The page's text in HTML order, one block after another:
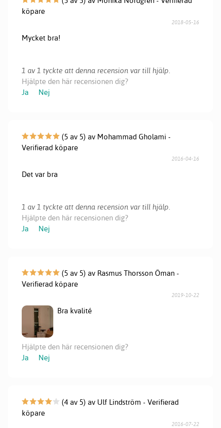
köpare
2018-05-16
Mycket bra!
1 av 1 tyckte att denna recension var till hjälp.
Hjälpte den här recensionen dig?
Ja
Nej
(5 av 5) av Mohammad Gholami -
Verifierad köpare
2016-04-16
Det var bra
1 av 1 tyckte att denna recension var till hjälp.
Hjälpte den här recensionen dig?
Ja
Nej
(5 av 5) av Rasmus Thorsson Öman -
Verifierad köpare
2019-10-22
Bra kvalité
Hjälpte den här recensionen dig?
Ja
Nej
(4 av 5) av Ulf Lindström - Verifierad
köpare
2016-07-22